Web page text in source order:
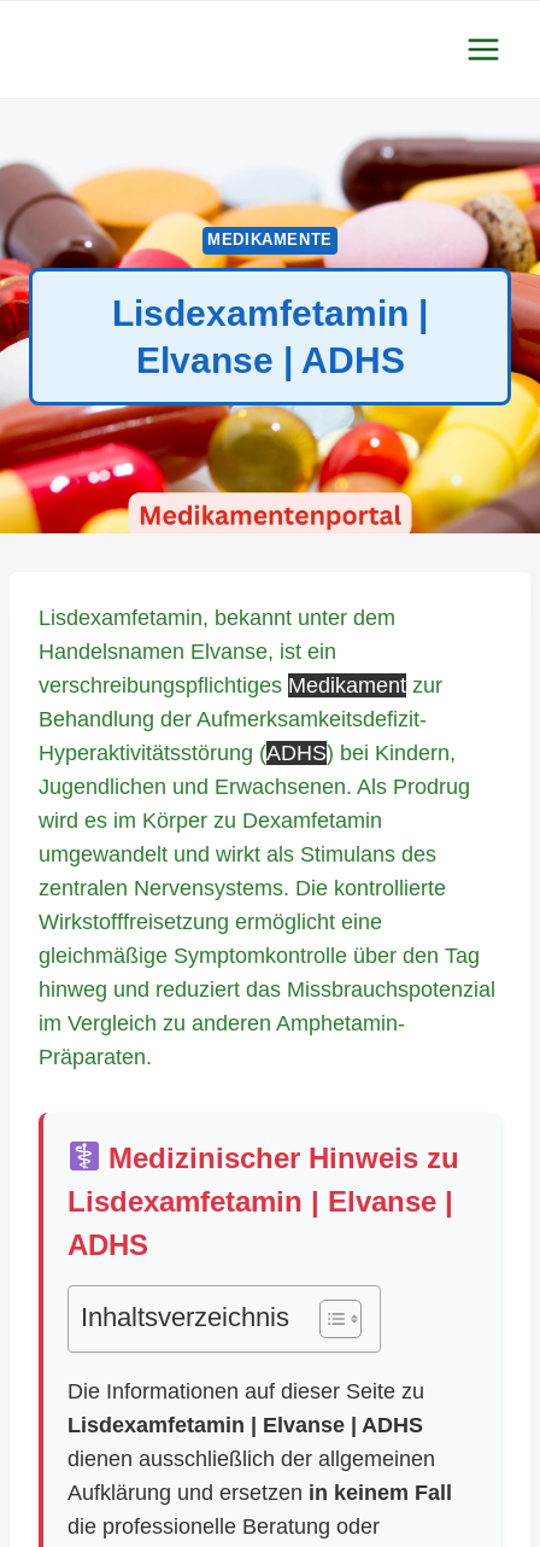
MEDIKAMENTE
Lisdexamfetamin |
Elvanse | ADHS
Lisdexamfetamin, bekannt unter dem
Handelsnamen Elvanse, ist ein
verschreibungspflichtiges Medikament zur
Behandlung der Aufmerksamkeitsdefizit-
Hyperaktivitätsstörung (ADHS) bei Kindern,
Jugendlichen und Erwachsenen. Als Prodrug
wird es im Körper zu Dexamfetamin
umgewandelt und wirkt als Stimulans des
zentralen Nervensystems. Die kontrollierte
Wirkstofffreisetzung ermöglicht eine
gleichmäßige Symptomkontrolle über den Tag
hinweg und reduziert das Missbrauchspotenzial
im Vergleich zu anderen Amphetamin-
Präparaten.
Medizinischer Hinweis zu
Lisdexamfetamin | Elvanse |
ADHS
Inhaltsverzeichnis
Die Informationen auf dieser Seite zu
Lisdexamfetamin | Elvanse | ADHS
dienen ausschließlich der allgemeinen
Aufklärung und ersetzen in keinem Fall
die professionelle Beratung oder